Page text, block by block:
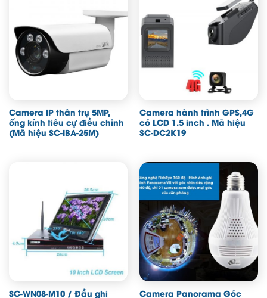
Camera IP thân trụ 5MP,
ống kính tiêu cự điều chỉnh
(Mã hiệu SC-IBA-25M)
Camera hành trình GPS,4G
có LCD 1.5 inch . Mã hiệu
SC-DC2K19
SC-WN08-M10 / Đầu ghi
Camera Panorama Góc